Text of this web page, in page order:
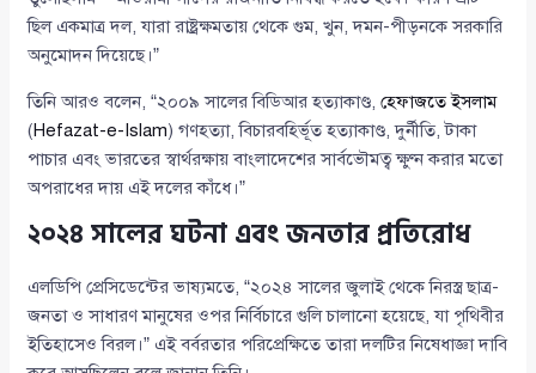
ছিল একমাত্র দল, যারা রাষ্ট্রক্ষমতায় থেকে গুম, খুন, দমন-পীড়নকে সরকারি
অনুমোদন দিয়েছে।”
তিনি আরও বলেন, “২০০৯ সালের বিডিআর হত্যাকাণ্ড,হেফাজতে ইসলাম
(Hefazat-e-Islam) গণহত্যা, বিচারবহির্ভূত হত্যাকাণ্ড, দুর্নীতি, টাকা
পাচার এবং ভারতের স্বার্থরক্ষায় বাংলাদেশের সার্বভৌমত্ব ক্ষুণ্ন করার মতো
অপরাধের দায় এই দলের কাঁধে।”
২০২৪ সালের ঘটনা এবং জনতার প্রতিরোধ
এলডিপি প্রেসিডেন্টের ভাষ্যমতে, “২০২৪ সালের জুলাই থেকে নিরস্ত্র ছাত্র-
জনতা ও সাধারণ মানুষের ওপর নির্বিচারে গুলি চালানো হয়েছে, যা পৃথিবীর
ইতিহাসেও বিরল।” এই বর্বরতার পরিপ্রেক্ষিতে তারা দলটির নিষেধাজ্ঞা দাবি